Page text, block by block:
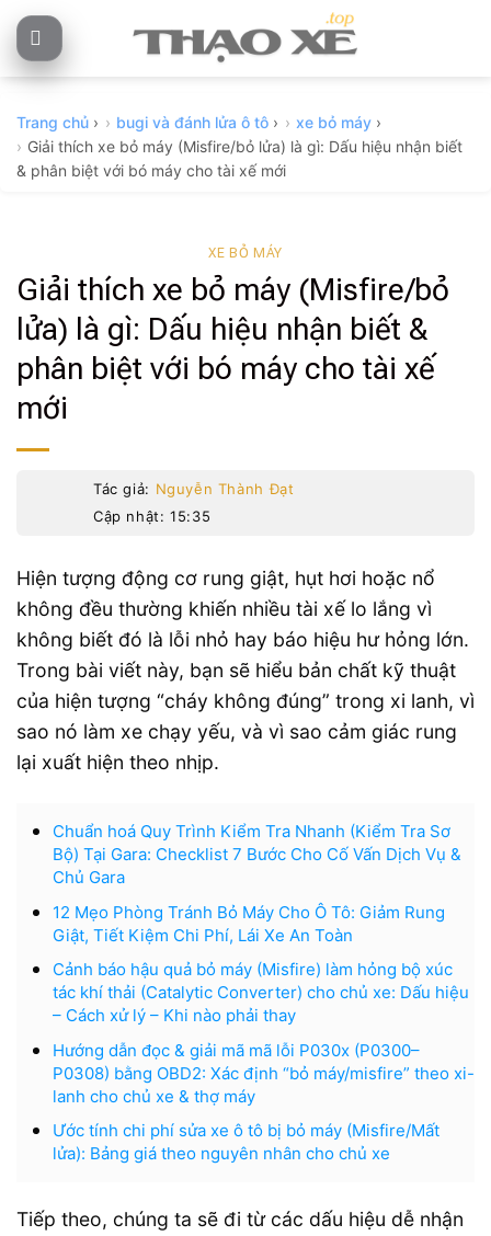
Skip
to
Trang chủ › bugi và đánh lửa ô tô › xe bỏ máy ›
Giải thích xe bỏ máy (Misfire/bỏ lửa) là gì: Dấu hiệu nhận biết
& phân biệt với bó máy cho tài xế mới
XE BỎ MÁY
Giải thích xe bỏ máy (Misfire/bỏ
lửa) là gì: Dấu hiệu nhận biết &
phân biệt với bó máy cho tài xế
mới
Tác giả: Nguyễn Thành Đạt
Cập nhật: 15:35
Hiện tượng động cơ rung giật, hụt hơi hoặc nổ
không đều thường khiến nhiều tài xế lo lắng vì
không biết đó là lỗi nhỏ hay báo hiệu hư hỏng lớn.
Trong bài viết này, bạn sẽ hiểu bản chất kỹ thuật
của hiện tượng “cháy không đúng” trong xi lanh, vì
sao nó làm xe chạy yếu, và vì sao cảm giác rung
lại xuất hiện theo nhịp.
Chuẩn hoá Quy Trình Kiểm Tra Nhanh (Kiểm Tra Sơ
Bộ) Tại Gara: Checklist 7 Bước Cho Cố Vấn Dịch Vụ &
Chủ Gara
12 Mẹo Phòng Tránh Bỏ Máy Cho Ô Tô: Giảm Rung
Giật, Tiết Kiệm Chi Phí, Lái Xe An Toàn
Cảnh báo hậu quả bỏ máy (Misfire) làm hỏng bộ xúc
tác khí thải (Catalytic Converter) cho chủ xe: Dấu hiệu
– Cách xử lý – Khi nào phải thay
Hướng dẫn đọc & giải mã mã lỗi P030x (P0300–
P0308) bằng OBD2: Xác định “bỏ máy/misfire” theo xi-
lanh cho chủ xe & thợ máy
Ước tính chi phí sửa xe ô tô bị bỏ máy (Misfire/Mất
lửa): Bảng giá theo nguyên nhân cho chủ xe
Tiếp theo, chúng ta sẽ đi từ các dấu hiệu dễ nhận